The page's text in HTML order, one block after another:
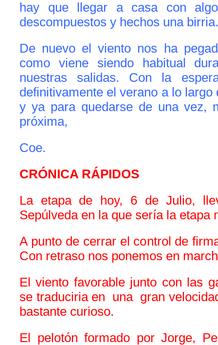
hay que llegar a casa con
descompuestos y hechos una birria.
De nuevo el viento nos ha
como viene siendo habitual
nuestras salidas. Con la
definitivamente el verano a lo
y ya para quedarse de una vez,
próxima,
Coe.
CRÓNICA RÁPIDOS
La etapa de hoy, 6 de Julio,
Sepúlveda en la que sería la etapa
A punto de cerrar el control de
Con retraso nos ponemos en
El viento favorable junto con las
se traduciria en una gran
bastante curioso.
El pelotón formado por Jorge,